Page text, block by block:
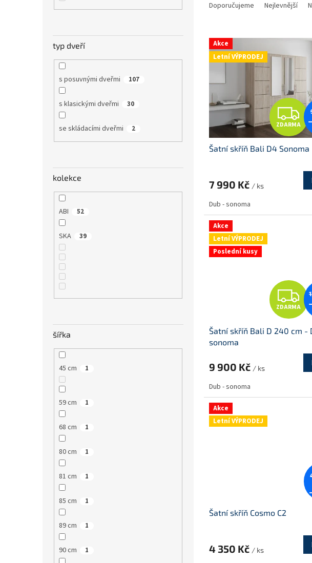
typ dveří
s posuvnými dveřmi 107
s klasickými dveřmi 30
se skládacími dveřmi 2
kolekce
ABI 52
SKA 39
šířka
45 cm 1
59 cm 1
68 cm 1
80 cm 1
81 cm 1
85 cm 1
89 cm 1
90 cm 1
n
p
Doporučujeme Nejlevnější
V
p
Akce
Letní VÝPRODEJ
Z
A
ZDARMA
Šatní skříň Bali D4 Sonoma
7 990 Kč / ks
Dub - sonoma
Akce
Letní VÝPRODEJ
Poslední kusy
Z
ZDARMA
Šatní skříň Bali D 240 cm -
sonoma
9 900 Kč / ks
Dub - sonoma
Akce
Letní VÝPRODEJ
Šatní skříň Cosmo C2
4 350 Kč / ks